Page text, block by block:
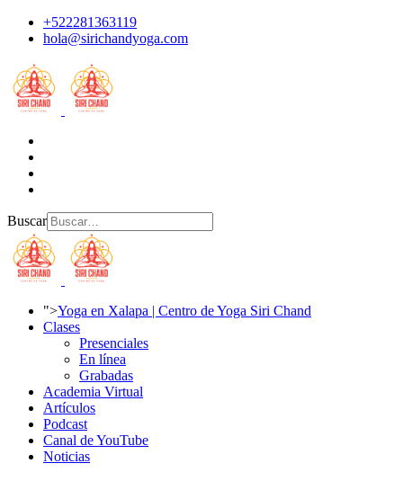
+522281363119
hola@sirichandyoga.com
Buscar
">Yoga en Xalapa | Centro de Yoga Siri Chand
Clases
Presenciales
En línea
Grabadas
Academia Virtual
Artículos
Podcast
Canal de YouTube
Noticias